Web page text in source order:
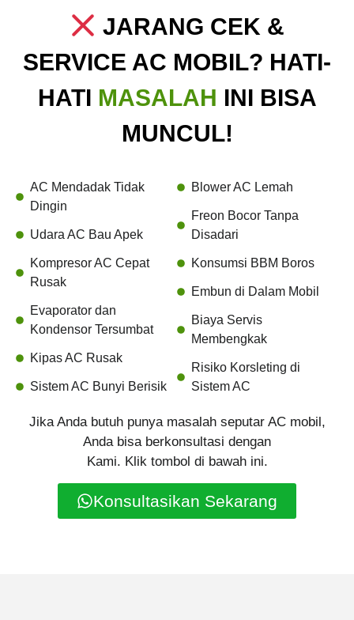
JARANG CEK &
SERVICE AC MOBIL? HATI-
HATI MASALAH INI BISA
MUNCUL!
AC Mendadak Tidak
Dingin
Udara AC Bau Apek
Kompresor AC Cepat
Rusak
Evaporator dan
Kondensor Tersumbat
Kipas AC Rusak
Sistem AC Bunyi Berisik
Blower AC Lemah
Freon Bocor Tanpa
Disadari
Konsumsi BBM Boros
Embun di Dalam Mobil
Biaya Servis
Membengkak
Risiko Korsleting di
Sistem AC
Jika Anda butuh punya masalah seputar AC mobil,
Anda bisa berkonsultasi dengan
Kami. Klik tombol di bawah ini.
Konsultasikan Sekarang